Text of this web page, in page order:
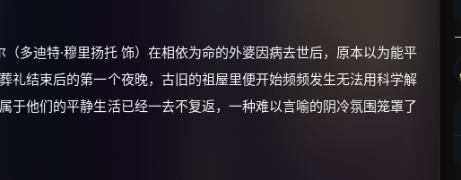
多迪特·穆里扬托 饰）在相依为命的外婆因病去世后，原本以为能平
礼结束后的第一个夜晚，古旧的祖屋里便开始频频发生无法用科学解
于他们的平静生活已经一去不复返，一种难以言喻的阴冷氛围笼罩了